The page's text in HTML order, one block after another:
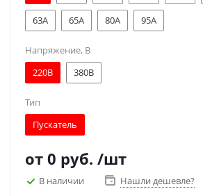
63A 65A 80A 95A
Напряжение, В
220В
380В
Тип
Пускатель
от 0 руб. /шт
В наличии Нашли дешевле?